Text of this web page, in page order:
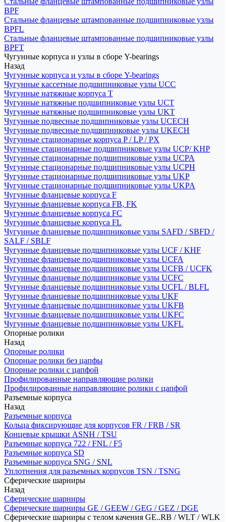
BPF
Стальные фланцевые штампованные подшипниковые узлы
BPFL
Стальные фланцевые штампованные подшипниковые узлы
BPFT
Чугунные корпуса и узлы в сборе Y-bearings
Назад
Чугунные корпуса и узлы в сборе Y-bearings
Чугунные кассетные подшипниковые узлы UCC
Чугунные натяжные корпуса T
Чугунные натяжные подшипниковые узлы UCT
Чугунные натяжные подшипниковые узлы UKT
Чугунные подвесные подшипниковые узлы UCECH
Чугунные подвесные подшипниковые узлы UKECH
Чугунные стационарные корпуса P / LP / PX
Чугунные стационарные подшипниковые узлы UCP/ KHP
Чугунные стационарные подшипниковые узлы UCPA
Чугунные стационарные подшипниковые узлы UCPH
Чугунные стационарные подшипниковые узлы UKP
Чугунные стационарные подшипниковые узлы UKPA
Чугунные фланцевые корпуса F
Чугунные фланцевые корпуса FB, FK
Чугунные фланцевые корпуса FC
Чугунные фланцевые корпуса FL
Чугунные фланцевые подшипниковые узлы SAFD / SBFD /
SALF / SBLF
Чугунные фланцевые подшипниковые узлы UCF / KHF
Чугунные фланцевые подшипниковые узлы UCFA
Чугунные фланцевые подшипниковые узлы UCFB / UCFK
Чугунные фланцевые подшипниковые узлы UCFC
Чугунные фланцевые подшипниковые узлы UCFL / BLFL
Чугунные фланцевые подшипниковые узлы UKF
Чугунные фланцевые подшипниковые узлы UKFB
Чугунные фланцевые подшипниковые узлы UKFC
Чугунные фланцевые подшипниковые узлы UKFL
Опорные ролики
Назад
Опорные ролики
Опорные ролики без цапфы
Опорные ролики с цапфой
Профилированные направляющие ролики
Профилированные направляющие ролики с цапфой
Разъемные корпуса
Назад
Разъемные корпуса
Кольца фиксирующие для корпусов FR / FRB / SR
Концевые крышки ASNH / TSU
Разъемные корпуса 722 / FNL / F5
Разъемные корпуса SD
Разъемные корпуса SNG / SNL
Уплотнения для разъемных корпусов TSN / TSNG
Сферические шарниры
Назад
Сферические шарниры
Сферические шарниры GE / GEEW / GEG / GEZ / DGE
Сферические шарниры с телом качения GE..RB / WLT / WLK